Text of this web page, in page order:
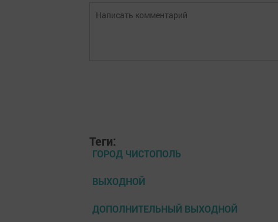
Теги:
ГОРОД ЧИСТОПОЛЬ
ВЫХОДНОЙ
ДОПОЛНИТЕЛЬНЫЙ ВЫХОДНОЙ